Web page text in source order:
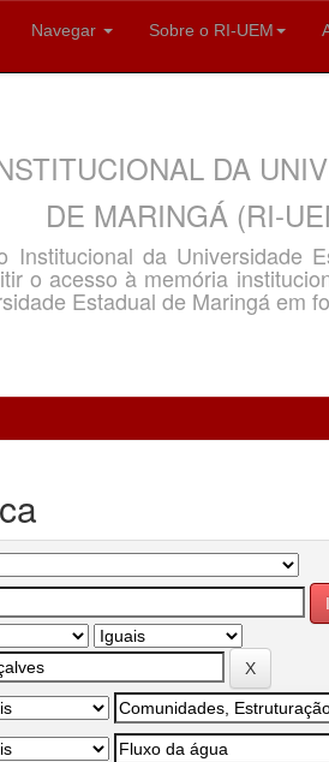
Navegar Sobre o RI-UEM
DA
DE MARINGÁ (RI-
Institucional da Universidade
o acesso à memória
Estadual de Maringá em